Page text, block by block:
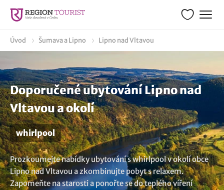
Úvod Šumava a Lipno Lipno nad Vltavou
Doporučené ubytování Lipno nad
Vltavou a okolí
whirlpool
Prozkoumejte nabídky ubytování s whirlpool v okolí obce
Lipno nad Vltavou a zkombinujte pobyt s relaxem.
Zapomeňte na starosti a ponořte se do teplého víření